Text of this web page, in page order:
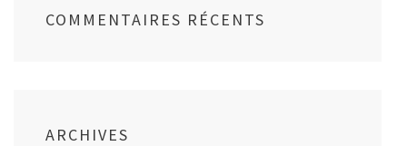
COMMENTAIRES RÉCENTS
ARCHIVES